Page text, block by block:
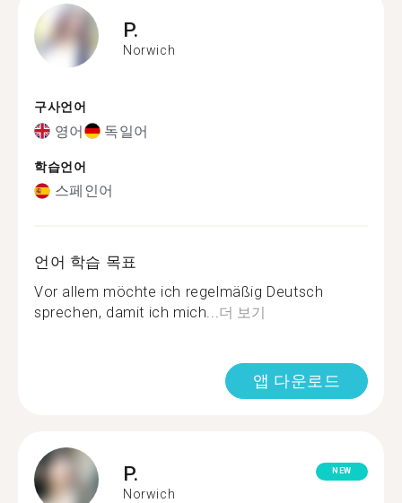
P.
Norwich
구사언어
영어 독일어
학습언어
스페인어
언어 학습 목표
Vor allem möchte ich regelmäßig Deutsch
sprechen, damit ich mich...더 보기
앱 다운로드
P.
Norwich
NEW